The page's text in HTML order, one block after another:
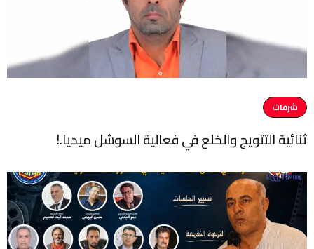
شرفات
ثنائية التتويج والخلع في فعالية السوشل ميديا.!